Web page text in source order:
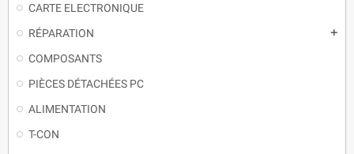
CARTE ELECTRONIQUE
RÉPARATION
COMPOSANTS
PIÈCES DÉTACHÉES PC
ALIMENTATION
T-CON